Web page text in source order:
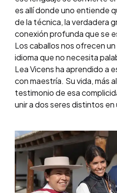
es allí donde uno entiende
de la técnica, la verdadera
conexión profunda que se
Los caballos nos ofrecen
idioma que no necesita
Lea Vicens ha aprendido a
con maestría. Su vida, más
testimonio de esa
unir a dos seres distintos en